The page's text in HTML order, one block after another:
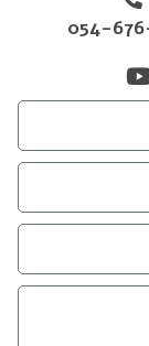
054-